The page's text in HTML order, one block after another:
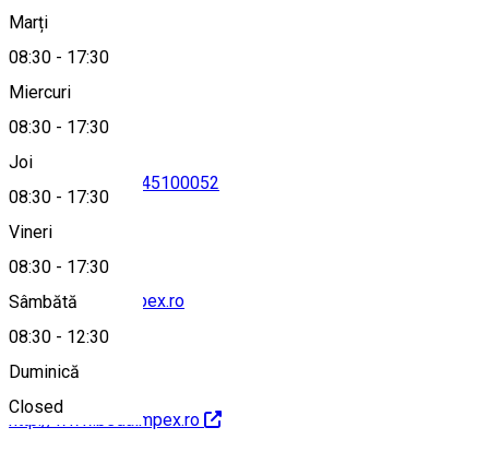
Marți
08:30 - 17:30
Miercuri
08:30 - 17:30
Joi
08:30 - 17:30
Vineri
08:30 - 17:30
Sâmbătă
08:30 - 12:30
Duminică
Closed
Hartă
0345100052
service@bedaimpex.ro
http://www.bedaimpex.ro